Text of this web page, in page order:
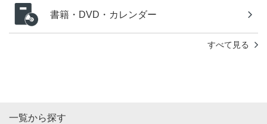
書籍・DVD・カレンダー
すべて見る
一覧から探す